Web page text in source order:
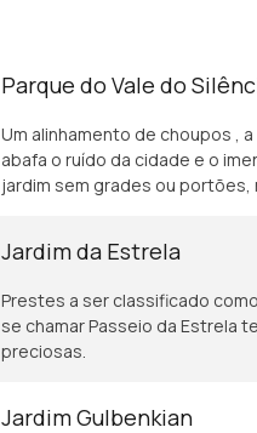
Parque do Vale do
Um alinhamento de choupos ,
abafa o ruído da cidade e o
jardim sem grades ou portões,
Jardim da Estrela
Prestes a ser classificado
se chamar Passeio da Estrela
preciosas.
Jardim Gulbenkian